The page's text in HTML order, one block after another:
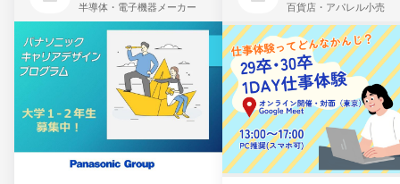
半導体・電子機器メーカー 百貨店・アパレル小売